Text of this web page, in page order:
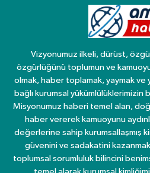
Vizyonumuz ilkeli, dürüst,
özgürlüğünü toplumun ve
olmak, haber toplamak, yaymak ve
bağlı kurumsal
Misyonumuz haberi temel alan,
haber vererek kamuoyunu
değerlerine sahip kurumsallaşmış
güvenini ve sadakatini
toplumsal sorumluluk bilincini